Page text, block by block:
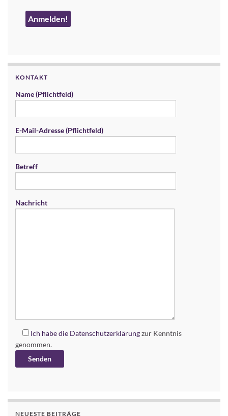
KONTAKT
Name (Pflichtfeld)
E-Mail-Adresse (Pflichtfeld)
Betreff
Nachricht
Ich habe die Datenschutzerklärungzur Kenntnis
genommen.
NEUESTE BEITRÄGE